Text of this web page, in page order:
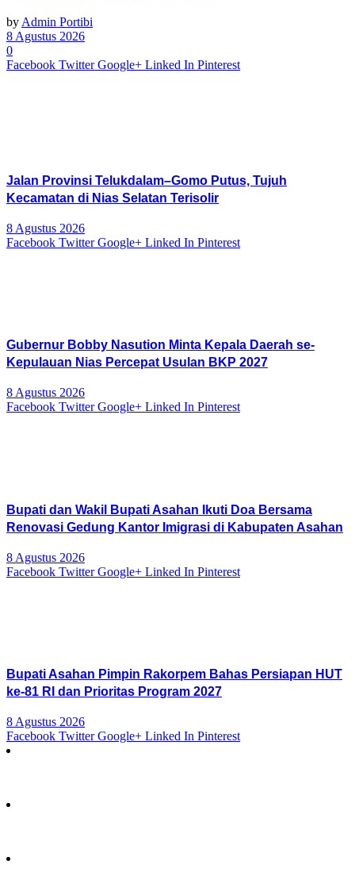
by Admin Portibi
8 Agustus 2026
0
Facebook Twitter Google+ Linked In Pinterest
Jalan Provinsi Telukdalam–Gomo Putus, Tujuh
Kecamatan di Nias Selatan Terisolir
8 Agustus 2026
Facebook Twitter Google+ Linked In Pinterest
Gubernur Bobby Nasution Minta Kepala Daerah se-
Kepulauan Nias Percepat Usulan BKP 2027
8 Agustus 2026
Facebook Twitter Google+ Linked In Pinterest
Bupati dan Wakil Bupati Asahan Ikuti Doa Bersama
Renovasi Gedung Kantor Imigrasi di Kabupaten Asahan
8 Agustus 2026
Facebook Twitter Google+ Linked In Pinterest
Bupati Asahan Pimpin Rakorpem Bahas Persiapan HUT
ke-81 RI dan Prioritas Program 2027
8 Agustus 2026
Facebook Twitter Google+ Linked In Pinterest